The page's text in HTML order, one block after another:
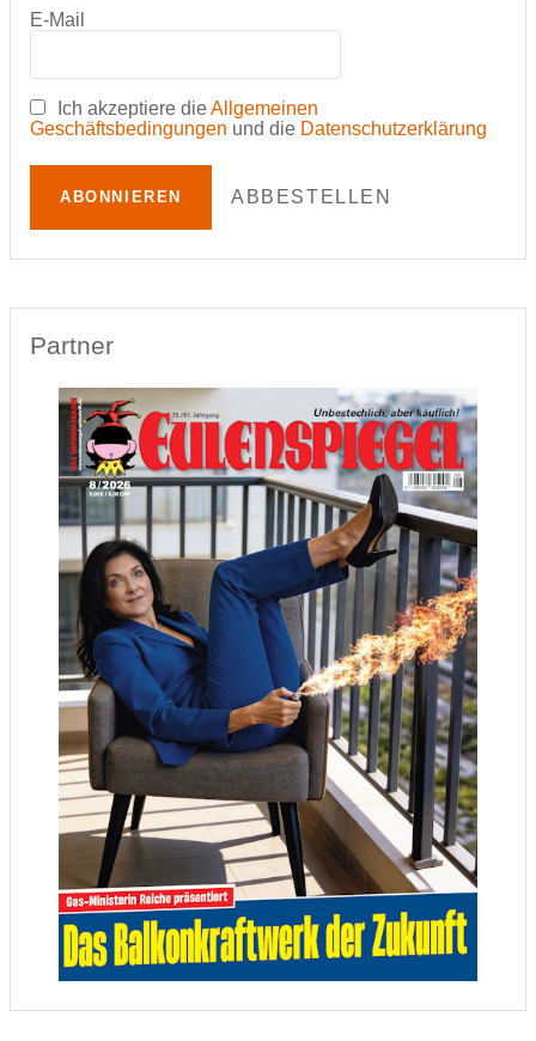
E-Mail
Ich akzeptiere dieAllgemeinen
Geschäftsbedingungen und die Datenschutzerklärung
ABONNIEREN ABBESTELLEN
Partner